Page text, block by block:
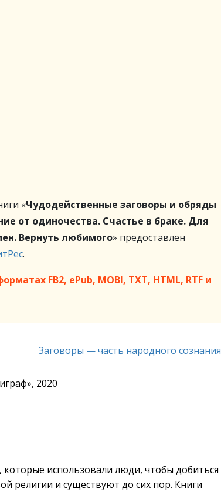
«Чудодейственные заговоры и обряды
от одиночества. Счастье в браке. Для
Вернуть любимого» предоставлен
.
FB2, ePub, MOBI, TXT, HTML, RTF и
Заговоры — часть народного сознания
2020
использовали люди, чтобы добиться
религии и существуют до сих пор. Книги